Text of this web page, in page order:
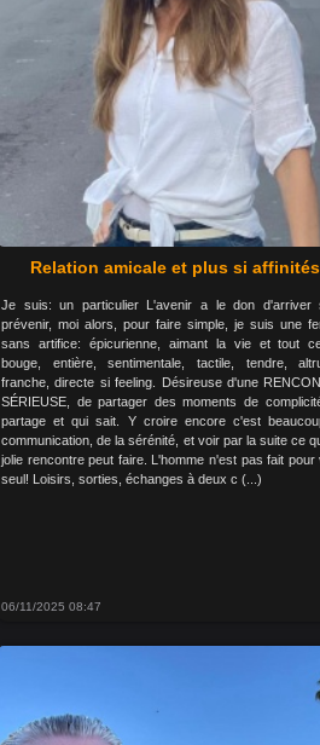
Relation amicale et plus si affinités
Je suis: un particulier L'avenir a le don d'arriver
prévenir, moi alors, pour faire simple, je suis une
sans artifice: épicurienne, aimant la vie et tout
bouge, entière, sentimentale, tactile, tendre,
franche, directe si feeling. Désireuse d'une
SÉRIEUSE, de partager des moments de
partage et qui sait. Y croire encore c'est
communication, de la sérénité, et voir par la suite ce
jolie rencontre peut faire. L'homme n'est pas fait pour
seul! Loisirs, sorties, échanges à deux c (...)
06/11/2025 08:47